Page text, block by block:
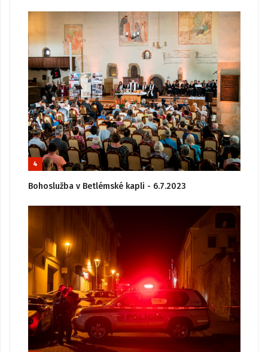
4
Bohoslužba v Betlémské kapli - 6.7.2023